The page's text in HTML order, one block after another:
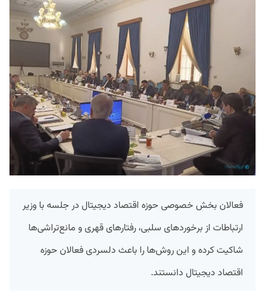
فعالان بخش خصوصی حوزه اقتصاد دیجیتال در جلسه با وزیر
ارتباطات از برخوردهای سلبی، رفتارهای قهری و مانع‌تراشی‌ها
شاکیت کرده و این روش‌ها را باعث دلسردی فعالان حوزه
اقتصاد دیجیتال دانستند.